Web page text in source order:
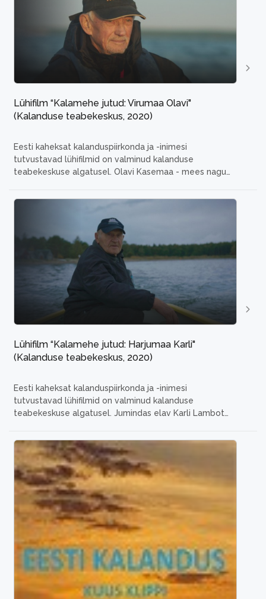
Lühifilm “Kalamehe jutud: Virumaa Olavi"
(Kalanduse teabekeskus, 2020)
Eesti kaheksat kalanduspiirkonda ja -inimesi
tutvustavad lühifilmid on valminud kalanduse
teabekeskuse algatusel. Olavi Kasemaa - mees nagu
kalu - forelli ja lõhet, muul ajal mängib kõrgel tasemel
Režissöör Ove Musting, tootja
Downtown Pictures...
Lühifilm “Kalamehe jutud: Harjumaa Karli"
(Kalanduse teabekeskus, 2020)
Eesti kaheksat kalanduspiirkonda ja -inimesi
tutvustavad lühifilmid on valminud kalanduse
teabekeskuse algatusel. Jumindas elav Karli Lambot
tormistes randades. Kõrvuti madalate lahtedega on
suur ja sügav meri. Hoolimata kõrgest east on korilus
mehe lemmik tegevus. Nii kalapüük, kui seenel- kui ka
marjul käimine võtavad mehel silma...